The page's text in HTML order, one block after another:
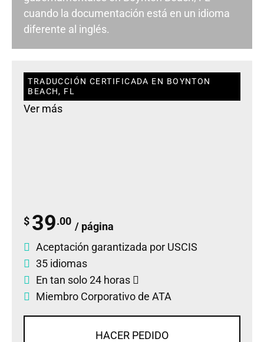
cuando la documentación está en un idioma
diferente al inglés.
TRADUCCIÓN CERTIFICADA EN BOYNTON
BEACH, FL
Ver más
$ 39.00 / página
Aceptación garantizada por USCIS
35 idiomas
En tan solo 24 horas
Miembro Corporativo de ATA
HACER PEDIDO